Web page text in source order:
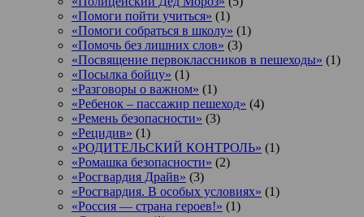
«Помоги пойти учиться» (1)
«Помоги собраться в школу» (1)
«Помочь без лишних слов» (3)
«Посвящение первоклассников в пешеходы» (1)
«Посылка бойцу» (1)
«Разговоры о важном» (1)
«Ребенок – пассажир пешеход» (4)
«Ремень безопасности» (3)
«Рецидив» (1)
«РОДИТЕЛЬСКИЙ КОНТРОЛЬ» (1)
«Ромашка безопасности» (2)
«Росгвардия Драйв» (3)
«Росгвардия. В особых условиях» (1)
«Россия — страна героев!» (1)